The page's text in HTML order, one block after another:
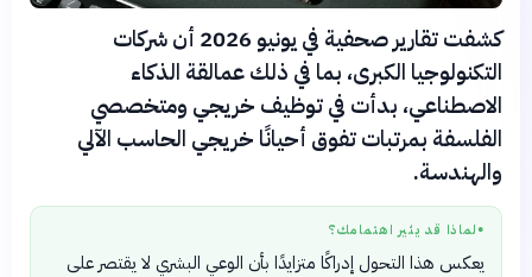
كشفت تقارير صحفية في يونيو 2026 أن شركات
التكنولوجيا الكبرى، بما في ذلك عمالقة الذكاء
الاصطناعي، بدأت في توظيف خريجي ومتخصصي
الفلسفة بمرتبات تفوق أحيانًا خريجي الحاسب الآلي
والهندسة.
● لماذا قد يثير اهتمامك؟
يعكس هذا التحول إدراكًا متزايدًا بأن الوعي البشري لا يقتصر على